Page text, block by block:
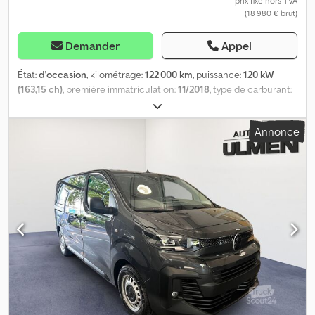
(18 980 € brut)
Demander Appel
État:d'occasion, kilométrage:122 000 km, puissance:120 kW
(163,15 ch) , première immatriculation:11/2018 , type de carburant:
, couleur:
mécanique, classe d'émission:Euro 6, nombre de sièges:3,
, longueur de l'espace
, largeur de l’espace de chargement:
Équipement:ABS, climatisation, filtre à particules, programme
électronique de stabilité (ESP), système de navigation,
verrouillage centralisé, Portable : WhatsApp) Bureau : E-mail :
Chedjykgdvjpfx Ab Uja Emplacement du véhicule : Geistenbecker
Str. 125, 41199 Mönchengladbach Citroën Jumper caisse L4 avec
portes arrière 160 ch 2.0L BlueHDI Véhicule bien entretenu, 1ère
main Sans accident Climatisation Régulateur de vitesse Système
de navigation Carnet d’entretien à jour Boîte de vitesses 6
rapports 3 places assises Radio Vitres électriques Rétroviseurs
électriques Verrouillage centralisé + télécommande Direction
Annonce